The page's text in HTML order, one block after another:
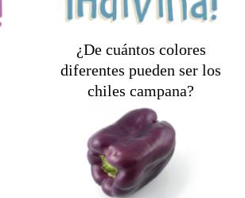
¿De cuántos colores
diferentes pueden ser los
chiles campana?
¡Siete - rojo, naranja,
amarillo, verde, morado,
café y blanco!